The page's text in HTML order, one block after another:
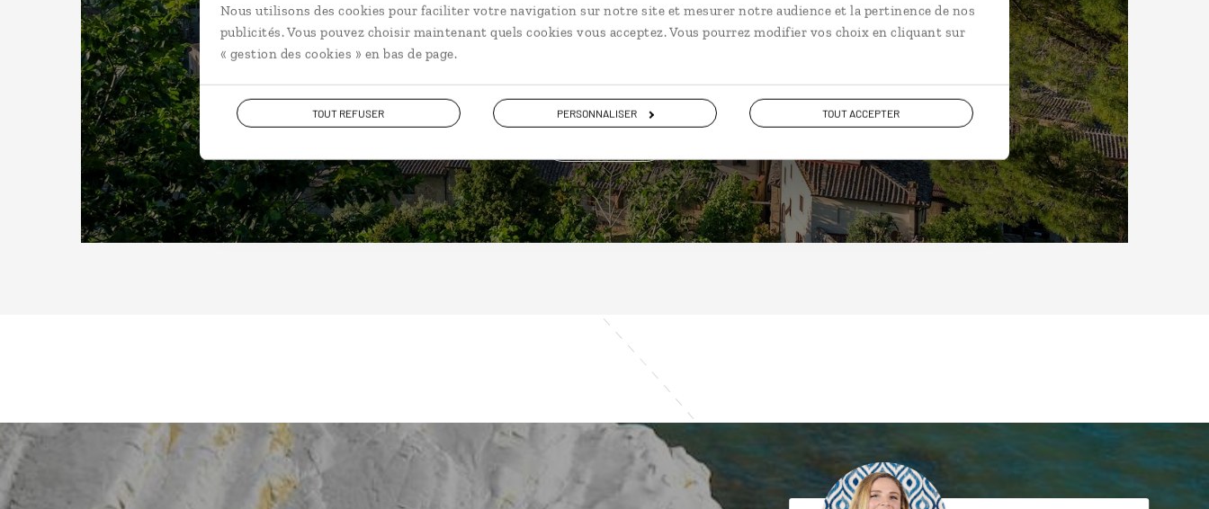
Nous utilisons des cookies pour faciliter votre navigation sur notre site et mesurer notre audience et la pertinence de nos
publicités. Vous pouvez choisir maintenant quels cookies vous acceptez. Vous pourrez modifier vos choix en cliquant sur
« gestion des cookies » en bas de page.
TOUT REFUSER PERSONNALISER TOUT ACCEPTER
Italie